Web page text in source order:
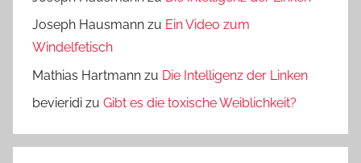
Joseph Hausmann zu Ein Video zum
Windelfetisch
Mathias Hartmann zu Die Intelligenz der Linken
bevieridi zu Gibt es die toxische Weiblichkeit?